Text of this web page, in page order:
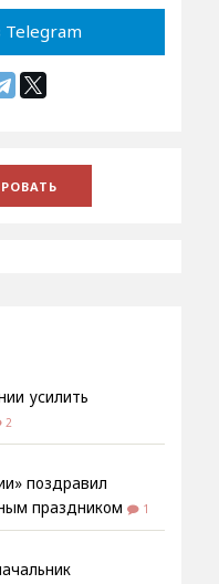
усилить
2
поздравил
праздником
1